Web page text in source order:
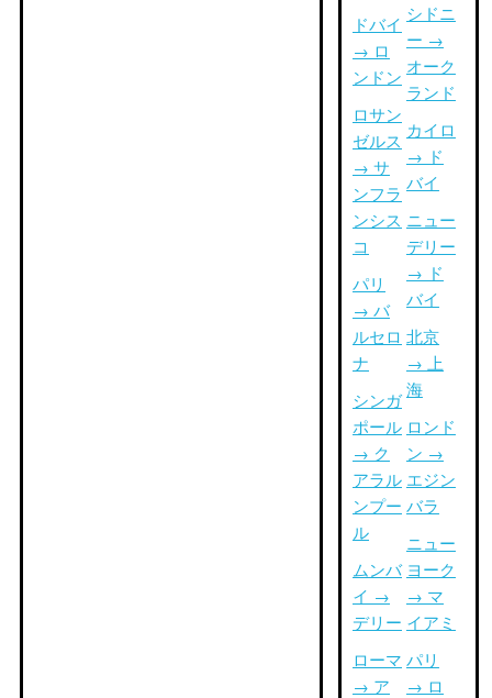
ドバイ
→ ロ
ンドン
ロサン
ゼルス
→ サ
ンフラ
ンシス
コ
パリ
→ バ
ルセロ
ナ
シンガ
ポール
→ ク
アラル
ンプー
ル
ムンバ
イ →
デリー
ローマ
→ ア
シドニ
ー →
オーク
ランド
カイロ
→ ド
バイ
ニュー
デリー
→ ド
バイ
北京
→ 上
海
ロンド
ン →
エジン
バラ
ニュー
ヨーク
→ マ
イアミ
パリ
→ ロ